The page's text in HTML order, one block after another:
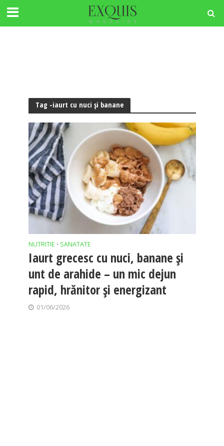
Tag -iaurt cu nuci și banane
NUTRITIE • SANATATE
Iaurt grecesc cu nuci, banane și
unt de arahide – un mic dejun
rapid, hrănitor și energizant
01/06/2026